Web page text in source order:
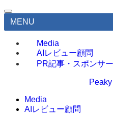
MENU
Media
AIレビュー顧問
PR記事・スポンサ
Media
AIレビュー顧問